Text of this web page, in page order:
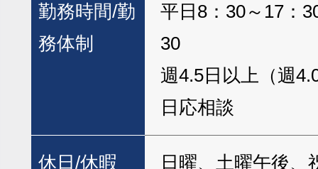
勤務時間/勤
務体制
平日8：30～17：
30
週4.5日以上（週
日応相談
休日/休暇
日曜、土曜午後、